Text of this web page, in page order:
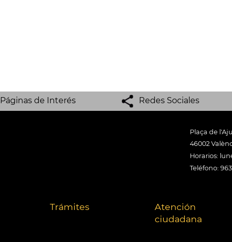
Páginas de Interés Redes Sociales
Plaça de
46002
Horarios:
Teléfono:
Trámites
Atención
ciudadana